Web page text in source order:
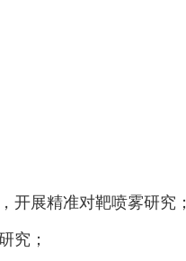
开展精准对靶喷雾研究；
究；